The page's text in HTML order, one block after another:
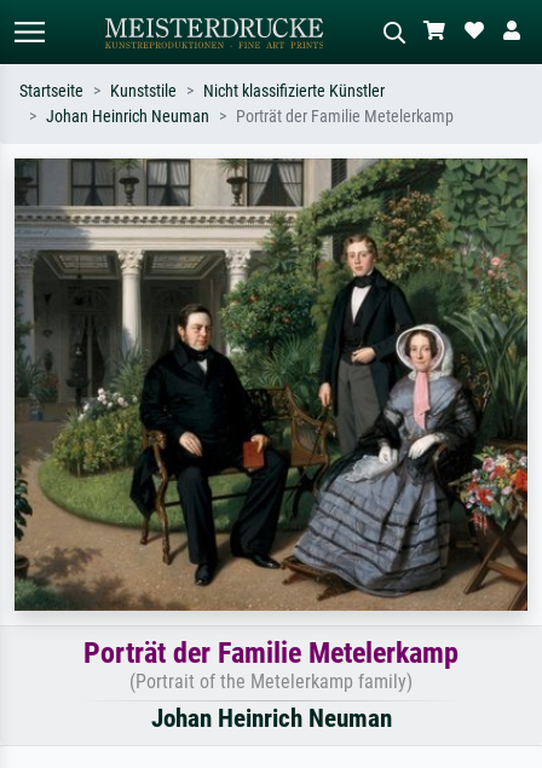
Suchen Sie nach Künstlern, Werktiteln
oder Stilen – z.B. Monet,
Sternennacht, Impressionismus, Welle
Hokusai, Akt.
Beschreiben Sie die Szene – z.B. Grüne
Wiese, Abstrakt mit viel Rot, Dunkles
Ölgemälde, Stehender Akt neben einem
Baum.
Startseite Kunststile
Nicht klassifizierte Künstler
Johan Heinrich Neuman
Porträt der Familie Metelerkamp
Porträt der Familie Metelerkamp
(Portrait of the Metelerkamp family)
Johan Heinrich Neuman